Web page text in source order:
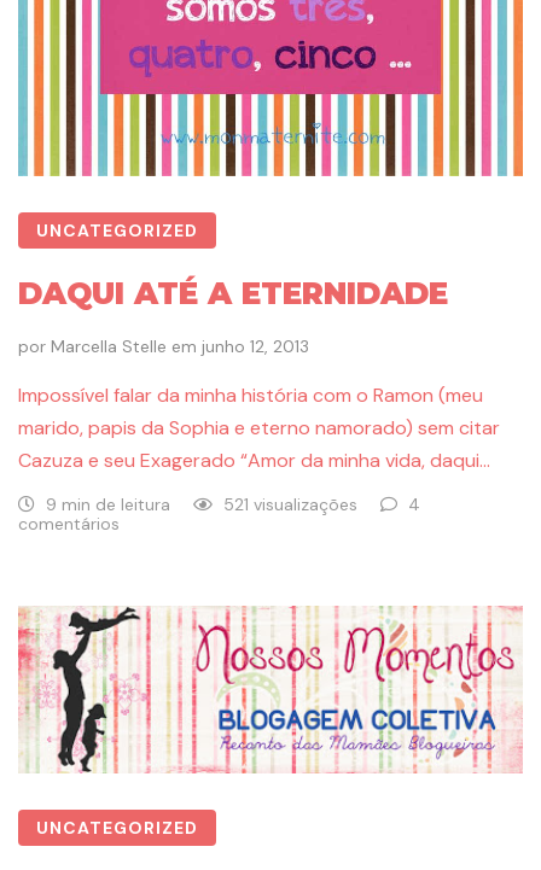
UNCATEGORIZED
DAQUI ATÉ A ETERNIDADE
por Marcella Stelle em junho 12, 2013
Impossível falar da minha história com o Ramon (meu
marido, papis da Sophia e eterno namorado) sem citar
Cazuza e seu Exagerado “Amor da minha vida, daqui…
9 min de leitura 521 visualizações
4
comentários
UNCATEGORIZED